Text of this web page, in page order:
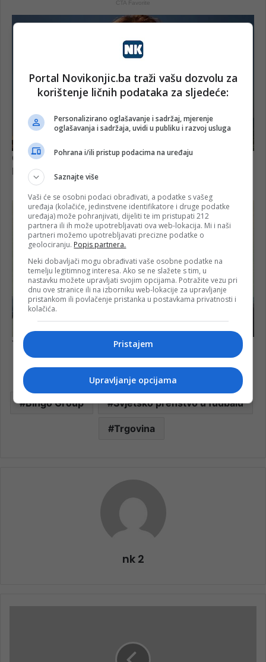
Bingo Group Svjetsko prenstvo u fudbalu
Trgovina
nk 2
Portal Novikonjic.ba traži vašu dozvolu za
korištenje ličnih podataka za sljedeće:
Personalizirano oglašavanje i sadržaj, mjerenje
oglašavanja i sadržaja, uvidi u publiku i razvoj usluga
Pohrana i/ili pristup podacima na uređaju
Saznajte više
Vaši će se osobni podaci obrađivati, a podatke s vašeg
uređaja (kolačiće, jedinstvene identifikatore i druge podatke
uređaja) može pohranjivati, dijeliti te im pristupati 212
partnera ili ih može upotrebljavati ova web-lokacija. Mi i naši
partneri možemo upotrebljavati precizne podatke o
geolociranju. Popis partnera.
Neki dobavljači mogu obrađivati vaše osobne podatke na
temelju legitimnog interesa. Ako se ne slažete s tim, u
nastavku možete upravljati svojim opcijama. Potražite vezu pri
dnu ove stranice ili na izborniku web-lokacije za upravljanje
pristankom ili povlačenje pristanka u postavkama privatnosti i
kolačića.
Pristajem
Upravljanje opcijama